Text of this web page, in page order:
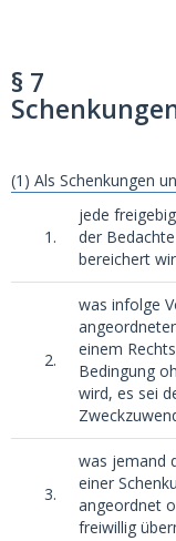
§ 7
(1) Als Schenkungen
1.
jede
der
bereichert
2.
was infolge
einem
Bedingung
wird, es sei
3.
was jemand
einer
angeordnet
freiwillig